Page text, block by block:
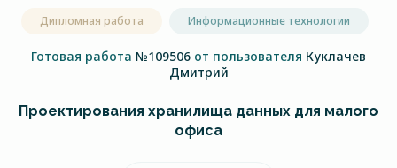
Дипломная работа Информационные технологии
Готовая работа №109506 от пользователя Куклачев
Дмитрий
Проектирования хранилища данных для малого
офиса